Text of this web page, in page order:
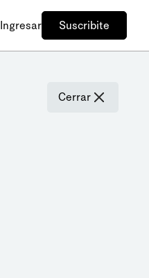
Ingresar Suscribite
Cerrar